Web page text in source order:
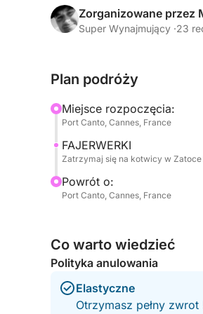
wygodnego pokładu łodzi
świateł i muzyki, a niebo
Twoją grupą, z dala od
Po pokazie, łagodnie
na morzu.
Dla Państwa komfortu, na
świeżym jedzeniem, wodą
wydarzeń lata w Cannes,
specjalne okazje.
Zorganizowane przez
Super Wynajmujący ·23
Plan podróży
Miejsce rozpoczęcia:
Port Canto, Cannes, France
FAJERWERKI
Zatrzymaj się na kotwicy w
Powrót o:
Port Canto, Cannes, France
Co warto wiedzieć
Polityka anulowania
Elastyczne
Otrzymasz pełny